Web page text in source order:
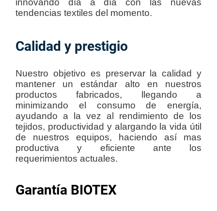
tendencias textiles del momento.
Calidad y prestigio
Nuestro objetivo es preservar la calidad y
mantener un estándar alto en nuestros
productos fabricados, llegando a
minimizando el consumo de energía,
ayudando a la vez al rendimiento de los
tejidos, productividad y alargando la vida útil
de nuestros equipos, haciendo así mas
productiva y eficiente ante los
requerimientos actuales.
Garantía BIOTEX